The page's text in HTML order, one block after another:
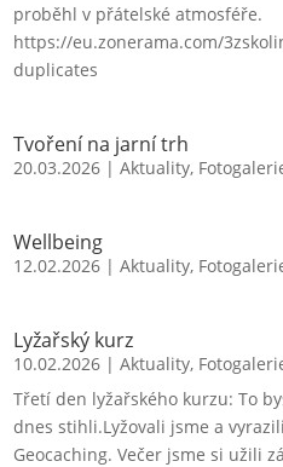
proběhl v přátelské atmosféře.
https://eu.zonerama.com/
duplicates
Tvoření na jarní trh
20.03.2026 |Aktuality,
Wellbeing
12.02.2026 |Aktuality,
Lyžařský kurz
10.02.2026 |Aktuality,
Třetí den lyžařského kurzu: To
dnes stihli.Lyžovali jsme a
Geocaching. Večer jsme si užili